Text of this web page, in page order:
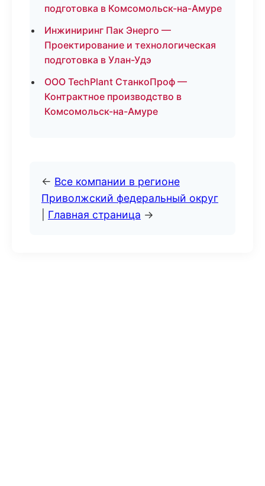
подготовка в Комсомольск-на-Амуре
Инжиниринг Пак Энерго —
Проектирование и технологическая
подготовка в Улан-Удэ
ООО TechPlant СтанкоПроф —
Контрактное производство в
Комсомольск-на-Амуре
← Все компании в регионе
Приволжский федеральный округ
Главная страница →